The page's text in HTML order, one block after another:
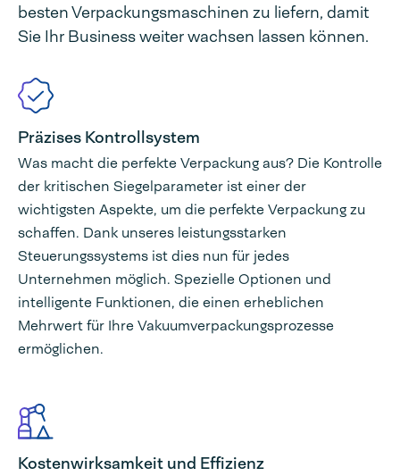
besten Verpackungsmaschinen zu liefern, damit
Sie Ihr Business weiter wachsen lassen können.
Präzises Kontrollsystem
Was macht die perfekte Verpackung aus? Die Kontrolle
der kritischen Siegelparameter ist einer der
wichtigsten Aspekte, um die perfekte Verpackung zu
schaffen. Dank unseres leistungsstarken
Steuerungssystems ist dies nun für jedes
Unternehmen möglich. Spezielle Optionen und
intelligente Funktionen, die einen erheblichen
Mehrwert für Ihre Vakuumverpackungsprozesse
ermöglichen.
Kostenwirksamkeit und Effizienz